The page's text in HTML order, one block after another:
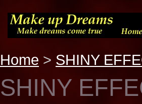
Home > SHINY
SHINY